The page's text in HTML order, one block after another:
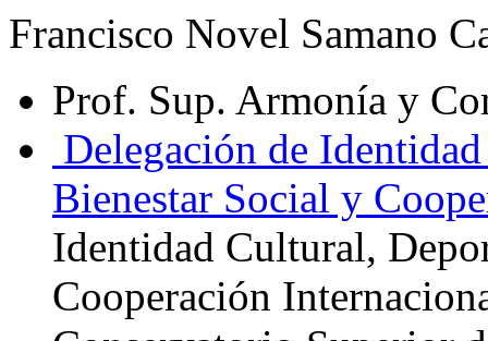
Francisco Novel Samano
Prof. Sup. Armonía y
Delegación de
Bienestar Social y
Identidad Cultural,
Cooperación